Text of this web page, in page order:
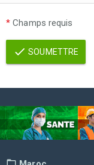
* Champs requis
SOUMETTRE